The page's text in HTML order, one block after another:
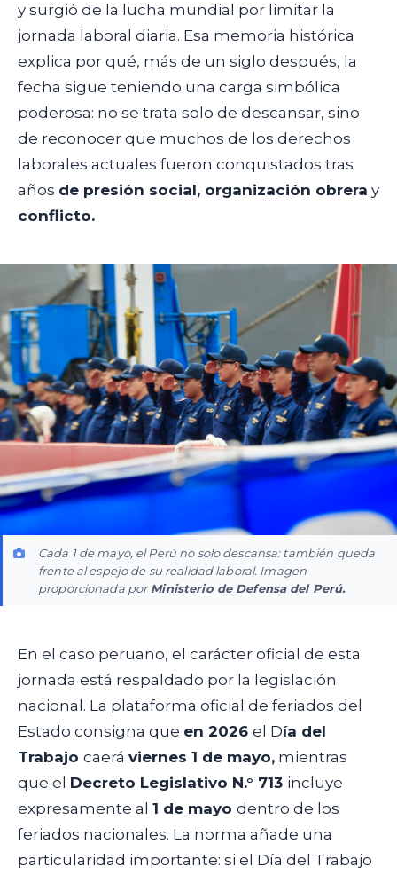
y surgió de la lucha mundial por limitar la
jornada laboral diaria. Esa memoria histórica
explica por qué, más de un siglo después, la
fecha sigue teniendo una carga simbólica
poderosa: no se trata solo de descansar, sino
de reconocer que muchos de los derechos
laborales actuales fueron conquistados tras
años de presión social, organización obrera y
conflicto.
Cada 1 de mayo, el Perú no solo descansa: también queda
frente al espejo de su realidad laboral. Imagen
proporcionada porMinisterio de Defensa del Perú.
En el caso peruano, el carácter oficial de esta
jornada está respaldado por la legislación
nacional. La plataforma oficial de feriados del
Estado consigna que en 2026 el Día del
Trabajo caerá viernes 1 de mayo, mientras
que el Decreto Legislativo N.° 713 incluye
expresamente al 1 de mayo dentro de los
feriados nacionales. La norma añade una
particularidad importante: si el Día del Trabajo